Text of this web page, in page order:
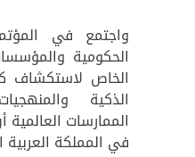
واجتمع في
الحكومية
الخاص لاستكشاف
الذكية
الممارسات
في المملكة